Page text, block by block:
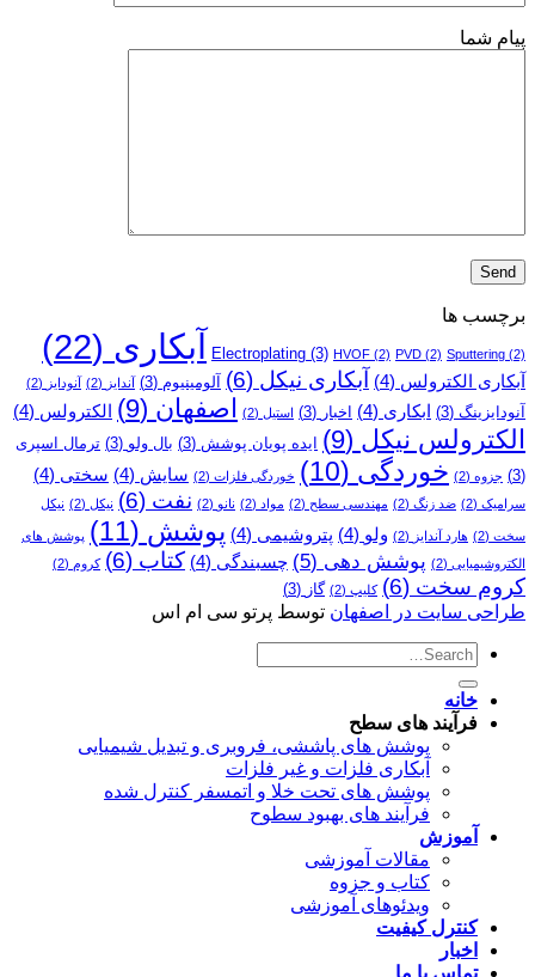
پیام شما
برچسب ها
Electroplating (3) HVOF (2) PVD (2) Sputtering (2) آبکاری (22)
آبکاری الکترولس (4) آبکاری نیکل (6) آلومینیوم (3) آندایز (2) آنودایز (2)
آنودایزینگ (3) ابکاری (4) اخبار (3) استیل (2) اصفهان (9) الکترولس (4)
الکترولس نیکل (9) ایده پویان پوشش (3) بال ولو (3)
ترمال اسپری
(3)
جزوه (2) خوردگی (10) خوردگی فلزات (2) سایش (4) سختی (4)
سرامیک (2) ضد زنگ (2) مهندسی سطح (2) مواد (2) نانو (2) نفت (6) نیکل (2) نیکل
سخت (2) هارد آندایز (2) ولو (4) پتروشیمی (4) پوشش (11)
پوشش­ های
الکتروشیمیایی (2) پوشش دهی (5) چسبندگی (4) کتاب (6) کروم (2)
کروم سخت (6) کلیپ (2) گاز (3)
طراحی سایت در اصفهان توسط پرتو سی ام اس
خانه
فرآیند های سطح
پوشش های پاششی، فروبری و تبدیل شیمیایی
آبکاری فلزات و غیر فلزات
پوشش های تحت خلا و اتمسفر کنترل شده
فرآیند های بهبود سطوح
آموزش
مقالات آموزشی
کتاب و جزوه
ویدئوهای آموزشی
کنترل کیفیت
اخبار
تماس با ما